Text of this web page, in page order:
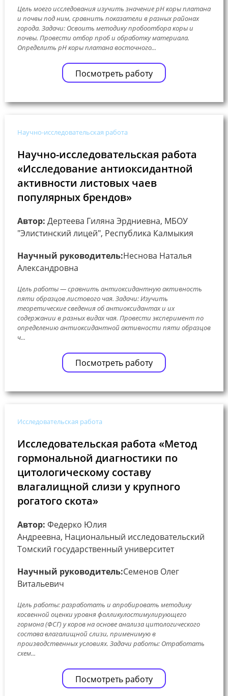
Цель моего исследования изучить значение pH коры платана
и почвы под ним, сравнить показатели в разных районах
города. Задачи: Освоить методику пробоотбора коры и
почвы. Провести отбор проб и обработку материала.
Определить рН коры платана восточного...
Посмотреть работу
Научно-исследовательская работа
Научно-исследовательская работа
«Исследование антиоксидантной
активности листовых чаев
популярных брендов»
Автор: Дертеева Гиляна Эрдниевна, МБОУ
"Элистинский лицей", Республика Калмыкия
Научный руководитель:Неснова Наталья
Александровна
Цель работы — сравнить антиоксидантную активность
пяти образцов листового чая. Задачи: Изучить
теоретические сведения об антиоксидантах и их
содержании в разных видах чая. Провести эксперимент по
определению антиоксидантной активности пяти образцов
ч...
Посмотреть работу
Исследовательская работа
Исследовательская работа «Метод
гормональной диагностики по
цитологическому составу
влагалищной слизи у крупного
рогатого скота»
Автор: Федерко Юлия
Андреевна, Национальный исследовательский
Томский государственный университет
Научный руководитель:Семенов Олег
Витальевич
Цель работы: разработать и апробировать методику
косвенной оценки уровня фолликулостимулирующего
гормона (ФСГ) у коров на основе анализа цитологического
состава влагалищной слизи, применимую в
производственных условиях. Задачи работы: Отработать
схем...
Посмотреть работу